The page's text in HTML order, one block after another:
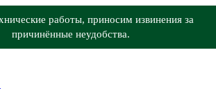
работы, приносим извинения за
причинённые неудобства.